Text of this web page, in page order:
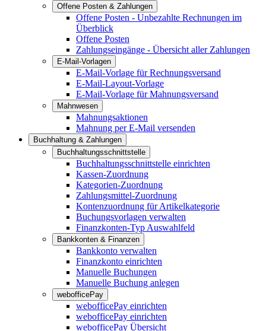
Offene Posten & Zahlungen
Offene Posten - Unbezahlte Rechnungen im
Überblick
Offene Posten
Zahlungseingänge - Übersicht aller Zahlungen
E-Mail-Vorlagen
E-Mail-Vorlage für Rechnungsversand
E-Mail-Layout-Vorlage
E-Mail-Vorlage für Mahnungsversand
Mahnwesen
Mahnungsaktionen
Mahnung per E-Mail versenden
Buchhaltung & Zahlungen
Buchhaltungsschnittstelle
Buchhaltungsschnittstelle einrichten
Kassen-Zuordnung
Kategorien-Zuordnung
Zahlungsmittel-Zuordnung
Kontenzuordnung für Artikelkategorie
Buchungsvorlagen verwalten
Finanzkonten-Typ Auswahlfeld
Bankkonten & Finanzen
Bankkonto verwalten
Finanzkonto einrichten
Manuelle Buchungen
Manuelle Buchung anlegen
webofficePay
webofficePay einrichten
webofficePay einrichten
webofficePay Übersicht